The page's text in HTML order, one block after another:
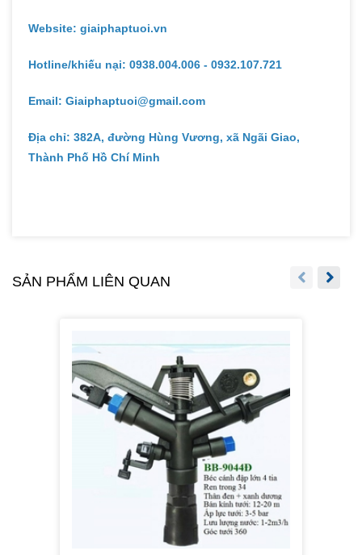
Website: giaiphaptuoi.vn
Hotline/khiếu nại: 0938.004.006 - 0932.107.721
Email: Giaiphaptuoi@gmail.com
Địa chỉ: 382A, đường Hùng Vương, xã Ngãi Giao,
Thành Phố Hồ Chí Minh
SẢN PHẨM LIÊN QUAN